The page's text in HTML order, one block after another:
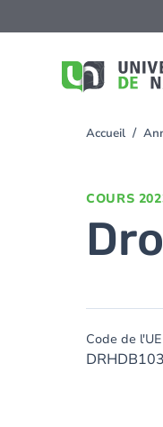
au
You
Accueil
COURS
Code de l'UE
DRHDB103